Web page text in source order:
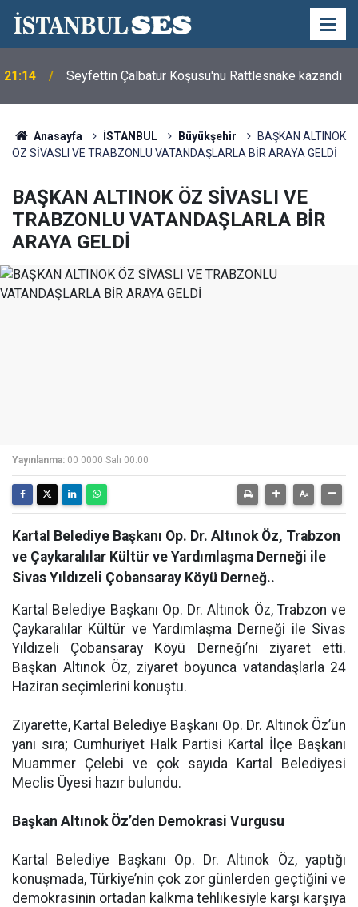
21:14 Seyfettin Çalbatur Koşusu'nu Rattlesnake kazandı
Anasayfa İSTANBUL Büyükşehir
BAŞKAN ALTINOK
ÖZ SİVASLI VE TRABZONLU VATANDAŞLARLA BİR ARAYA GELDİ
BAŞKAN ALTINOK ÖZ SİVASLI VE
TRABZONLU VATANDAŞLARLA BİR
ARAYA GELDİ
Yayınlanma: 00 0000 Salı 00:00
Kartal Belediye Başkanı Op. Dr. Altınok Öz, Trabzon
ve Çaykaralılar Kültür ve Yardımlaşma Derneği ile
Sivas Yıldızeli Çobansaray Köyü Derneğ..
Kartal Belediye Başkanı Op. Dr. Altınok Öz, Trabzon ve
Çaykaralılar Kültür ve Yardımlaşma Derneği ile Sivas
Yıldızeli Çobansaray Köyü Derneği’ni ziyaret etti.
Başkan Altınok Öz, ziyaret boyunca vatandaşlarla 24
Haziran seçimlerini konuştu.
Ziyarette, Kartal Belediye Başkanı Op. Dr. Altınok Öz’ün
yanı sıra; Cumhuriyet Halk Partisi Kartal İlçe Başkanı
Muammer Çelebi ve çok sayıda Kartal Belediyesi
Meclis Üyesi hazır bulundu.
Başkan Altınok Öz’den Demokrasi Vurgusu
Kartal Belediye Başkanı Op. Dr. Altınok Öz, yaptığı
konuşmada, Türkiye’nin çok zor günlerden geçtiğini ve
demokrasinin ortadan kalkma tehlikesiyle karşı karşıya